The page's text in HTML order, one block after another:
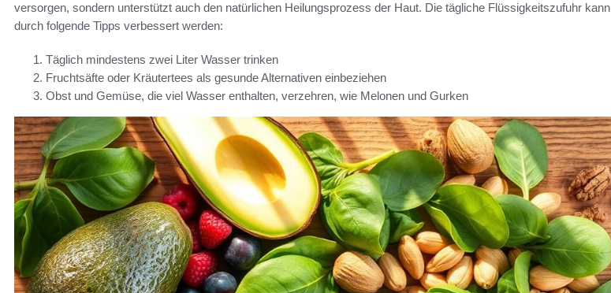
versorgen, sondern unterstützt auch den natürlichen Heilungsprozess der Haut. Die tägliche Flüssigkeitszufuhr kann
durch folgende Tipps verbessert werden:
Täglich mindestens zwei Liter Wasser trinken
Fruchtsäfte oder Kräutertees als gesunde Alternativen einbeziehen
Obst und Gemüse, die viel Wasser enthalten, verzehren, wie Melonen und Gurken